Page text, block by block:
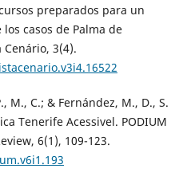
preparados para un
casos de Palma de
Cenário, 3(4).
M., C.; & Fernández, M., D., S.
Tenerife Acessivel. PODIUM
6(1), 109-123.